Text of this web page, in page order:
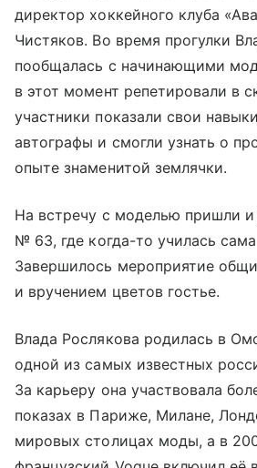
директор хоккейного клуба
Чистяков. Во время прогулки
пообщалась с начинающими
в этот момент репетировали в
участники показали свои
автографы и смогли узнать о
опыте знаменитой землячки.
На встречу с моделью пришли
№ 63, где когда-то училась
Завершилось мероприятие
и вручением цветов гостье.
Влада Рослякова родилась в
одной из самых известных
За карьеру она участвовала
показах в Париже, Милане,
мировых столицах моды, а в